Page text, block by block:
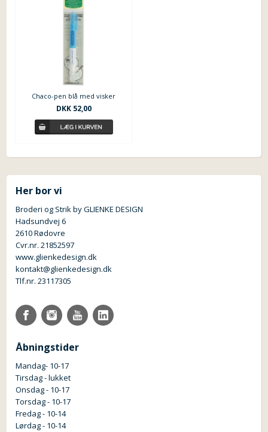
Chaco-pen blå med visker
DKK 52,00
Her bor vi
Broderi og Strik by GLIENKE DESIGN
Hadsundvej 6
2610 Rødovre
Cvr.nr. 21852597
www.glienkedesign.dk
kontakt@glienkedesign.dk
Tlf.nr. 23117305
Åbningstider
Mandag- 10-17
Tirsdag - lukket
Onsdag - 10-17
Torsdag - 10-17
Fredag - 10-14
Lørdag - 10-14